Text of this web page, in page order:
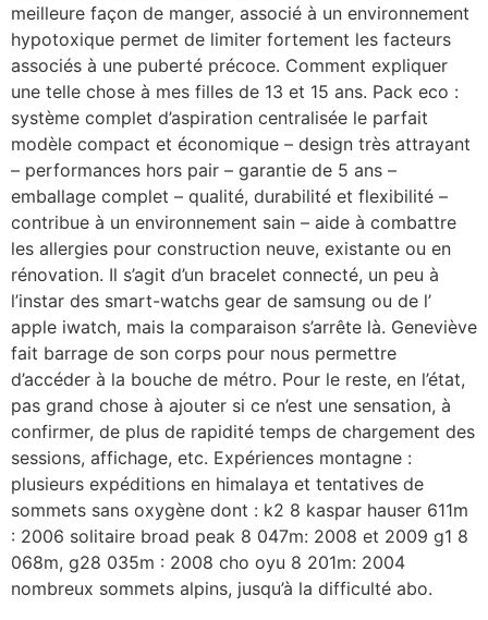
meilleure façon de manger, associé à un environnement
hypotoxique permet de limiter fortement les facteurs
associés à une puberté précoce. Comment expliquer
une telle chose à mes filles de 13 et 15 ans. Pack eco :
système complet d’aspiration centralisée le parfait
modèle compact et économique – design très attrayant
– performances hors pair – garantie de 5 ans –
emballage complet – qualité, durabilité et flexibilité –
contribue à un environnement sain – aide à combattre
les allergies pour construction neuve, existante ou en
rénovation. Il s’agit d’un bracelet connecté, un peu à
l’instar des smart-watchs gear de samsung ou de l’
apple iwatch, mais la comparaison s’arrête là. Geneviève
fait barrage de son corps pour nous permettre
d’accéder à la bouche de métro. Pour le reste, en l’état,
pas grand chose à ajouter si ce n’est une sensation, à
confirmer, de plus de rapidité temps de chargement des
sessions, affichage, etc. Expériences montagne :
plusieurs expéditions en himalaya et tentatives de
sommets sans oxygène dont : k2 8 kaspar hauser 611m
: 2006 solitaire broad peak 8 047m: 2008 et 2009 g1 8
068m, g28 035m : 2008 cho oyu 8 201m: 2004
nombreux sommets alpins, jusqu’à la difficulté abo.